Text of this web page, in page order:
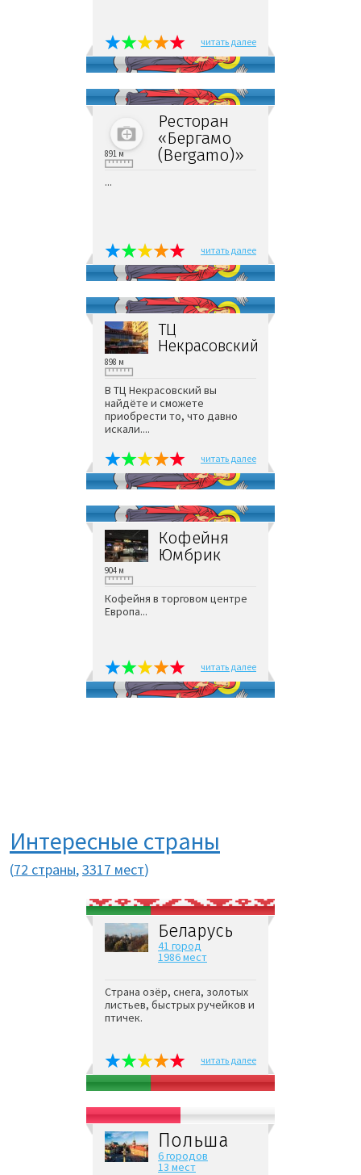
читать далее
Ресторан
«Бергамо
(Bergamo)»
891 м
...
читать далее
ТЦ
Некрасовский
898 м
В ТЦ Некрасовский вы
найдёте и сможете
приобрести то, что давно
искали....
читать далее
Кофейня
Юмбрик
904 м
Кофейня в торговом центре
Европа...
читать далее
Интересные страны
(72 страны,3317 мест)
Беларусь
41 город
1986 мест
Страна озёр, снега, золотых
листьев, быстрых ручейков и
птичек.
читать далее
Польша
6 городов
13 мест